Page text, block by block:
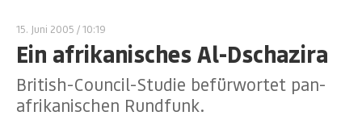
15. Juni 2005 / 10:19
Ein afrikanisches Al-Dschazira
British-Council-Studie befürwortet pan-
afrikanischen Rundfunk.